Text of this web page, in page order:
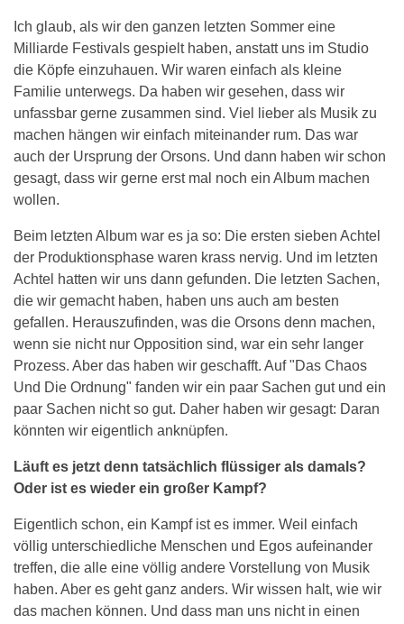
Ich glaub, als wir den ganzen letzten Sommer eine
Milliarde Festivals gespielt haben, anstatt uns im Studio
die Köpfe einzuhauen. Wir waren einfach als kleine
Familie unterwegs. Da haben wir gesehen, dass wir
unfassbar gerne zusammen sind. Viel lieber als Musik zu
machen hängen wir einfach miteinander rum. Das war
auch der Ursprung der Orsons. Und dann haben wir schon
gesagt, dass wir gerne erst mal noch ein Album machen
wollen.
Beim letzten Album war es ja so: Die ersten sieben Achtel
der Produktionsphase waren krass nervig. Und im letzten
Achtel hatten wir uns dann gefunden. Die letzten Sachen,
die wir gemacht haben, haben uns auch am besten
gefallen. Herauszufinden, was die Orsons denn machen,
wenn sie nicht nur Opposition sind, war ein sehr langer
Prozess. Aber das haben wir geschafft. Auf "Das Chaos
Und Die Ordnung" fanden wir ein paar Sachen gut und ein
paar Sachen nicht so gut. Daher haben wir gesagt: Daran
könnten wir eigentlich anknüpfen.
Läuft es jetzt denn tatsächlich flüssiger als damals?
Oder ist es wieder ein großer Kampf?
Eigentlich schon, ein Kampf ist es immer. Weil einfach
völlig unterschiedliche Menschen und Egos aufeinander
treffen, die alle eine völlig andere Vorstellung von Musik
haben. Aber es geht ganz anders. Wir wissen halt, wie wir
das machen können. Und dass man uns nicht in einen